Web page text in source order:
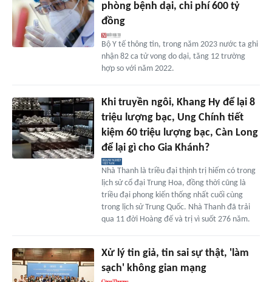
phòng bệnh dại, chi phí 600 tỷ
đồng
Bộ Y tế thông tin, trong năm 2023 nước ta ghi
nhận 82 ca tử vong do dại, tăng 12 trường
hợp so với năm 2022.
Khi truyền ngôi, Khang Hy để lại 8
triệu lượng bạc, Ung Chính tiết
kiệm 60 triệu lượng bạc, Càn Long
để lại gì cho Gia Khánh?
Nhà Thanh là triều đại thịnh trị hiếm có trong
lịch sử cổ đại Trung Hoa, đồng thời cũng là
triều đại phong kiến thống nhất cuối cùng
trong lịch sử Trung Quốc. Nhà Thanh đã trải
qua 11 đời Hoàng đế và trị vì suốt 276 năm.
Xử lý tin giả, tin sai sự thật, 'làm
sạch' không gian mạng